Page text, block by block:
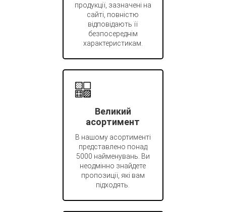
продукції, зазначені на
сайті, повністю
відповідають її
безпосереднім
характеристикам.
Великий
асортимент
В нашому асортименті
представлено понад
5000 найменувань. Ви
неодмінно знайдете
пропозиції, які вам
підходять.